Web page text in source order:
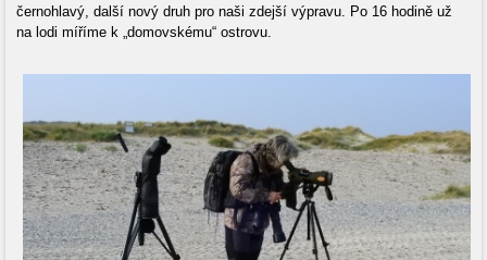
černohlavý, další nový druh pro naši zdejší výpravu. Po 16 hodině už
na lodi míříme k „domovskému“ ostrovu.